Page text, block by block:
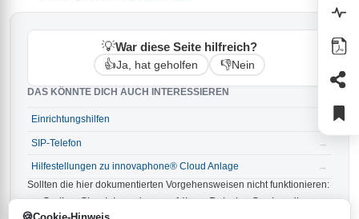
Cookie-Hinweis
💡War diese Seite hilfreich?
👍Ja, hat geholfen 👎Nein
DAS KÖNNTE DICH AUCH INTERESSIEREN
Einrichtungshilfen
SIP-Telefon →
Hilfestellungen zu innovaphone® Cloud Anlage
→
Sollten die hier dokumentierten Vorgehensweisen nicht funktionieren:
Stellen Sie sicher, dass auf Ihrer Behnke-Station die
aktuellste Firmware installiert ist. Die neueste Version ist